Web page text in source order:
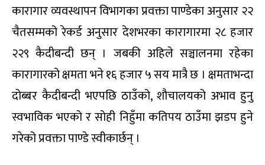
कारागार व्यवस्थापन विभागका प्रवक्ता पाण्डेका अनुसार २२
चैतसम्मको रेकर्ड अनुसार देशभरका कारागारमा २८ हजार
२२९ कैदीबन्दी छन् । जबकी अहिले सञ्चालनमा रहेका
कारागारको क्षमता भने १६ हजार ५ सय मात्रै छ । क्षमताभन्दा
दोब्बर कैदीबन्दी भएपछि ठाउँको, शौचालयको अभाव हुनु
स्वभाविक भएको र सोही निहुँमा कतिपय ठाउँमा झडप हुने
गरेको प्रवक्ता पाण्डे स्वीकार्छन् ।